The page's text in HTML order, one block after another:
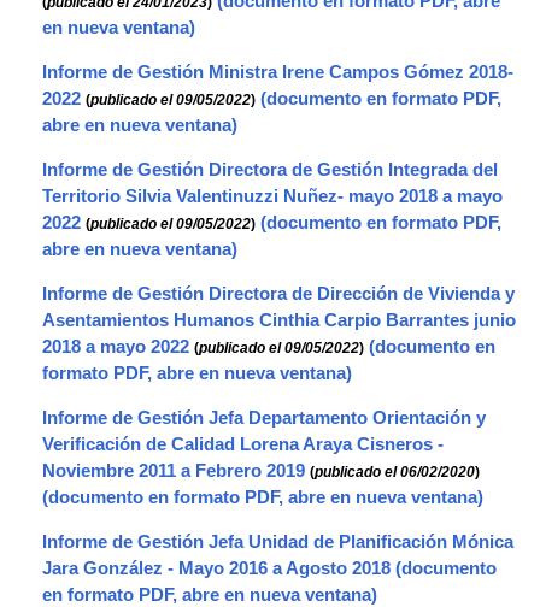
Informe de Gestión Ministra Irene Campos Gómez 2018-
2022 (publicado el 09/05/2022)
Informe de Gestión Directora de Gestión Integrada del
Territorio Silvia Valentinuzzi Nuñez- mayo 2018 a mayo
2022 (publicado el 09/05/2022)
Informe de Gestión Directora de Dirección de Vivienda y
Asentamientos Humanos Cinthia Carpio Barrantes junio
2018 a mayo 2022 (publicado el 09/05/2022)
Informe de Gestión Jefa Departamento Orientación y
Verificación de Calidad Lorena Araya Cisneros -
Noviembre 2011 a Febrero 2019 (publicado el 06/02/2020)
Informe de Gestión Jefa Unidad de Planificación Mónica
Jara González - Mayo 2016 a Agosto 2018